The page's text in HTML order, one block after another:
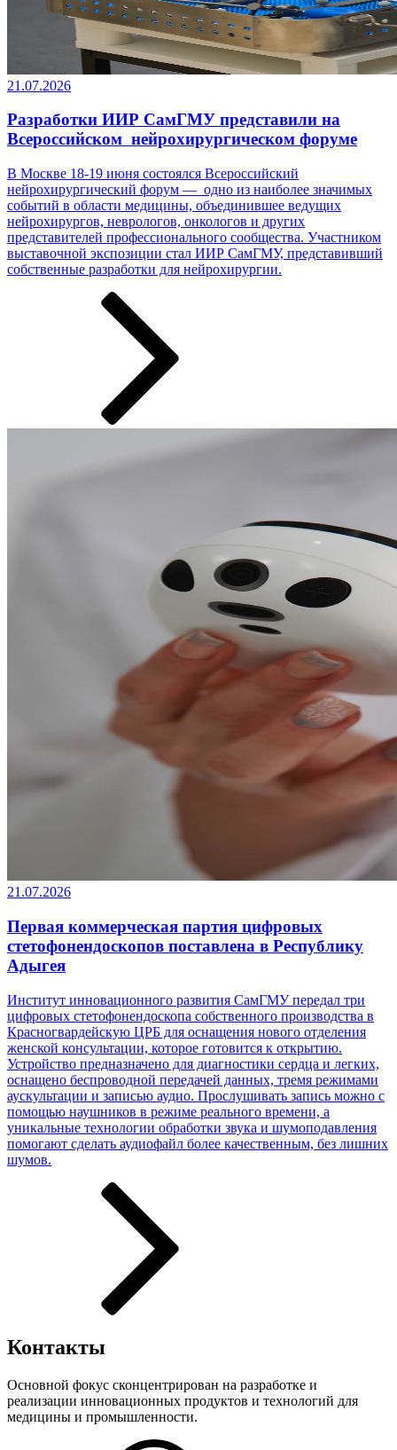
21.07.2026
Разработки ИИР СамГМУ представили на
Всероссийском нейрохирургическом форуме
В Москве 18-19 июня состоялся Всероссийский
нейрохирургический форум — одно из наиболее значимых
событий в области медицины, объединившее ведущих
нейрохирургов, неврологов, онкологов и других
представителей профессионального сообщества. Участником
выставочной экспозиции стал ИИР СамГМУ, представивший
собственные разработки ­­­для нейрохирургии.
21.07.2026
Первая коммерческая партия цифровых
стетофонендоскопов поставлена в Республику
Адыгея
Институт инновационного развития СамГМУ передал три
цифровых стетофонендоскопа собственного производства в
Красногвардейскую ЦРБ для оснащения нового отделения
женской консультации, которое готовится к открытию.
Устройство предназначено для диагностики сердца и легких,
оснащено беспроводной передачей данных, тремя режимами
аускультации и записью аудио. Прослушивать запись можно с
помощью наушников в режиме реального времени, а
уникальные технологии обработки звука и шумоподавления
помогают сделать аудиофайл более качественным, без лишних
шумов.
Контакты
Основной фокус сконцентрирован на разработке и
реализации инновационных продуктов и технологий для
медицины и промышленности.